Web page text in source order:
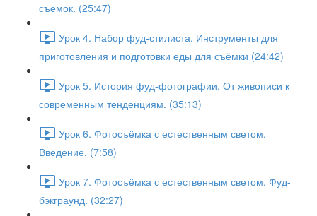
съёмок. (25:47)
Урок 4. Набор фуд-стилиста. Инструменты для
приготовления и подготовки еды для съёмки (24:42)
Урок 5. История фуд-фотографии. От живописи к
современным тенденциям. (35:13)
Урок 6. Фотосъёмка с естественным светом.
Введение. (7:58)
Урок 7. Фотосъёмка с естественным светом. Фуд-
бэкграунд. (32:27)